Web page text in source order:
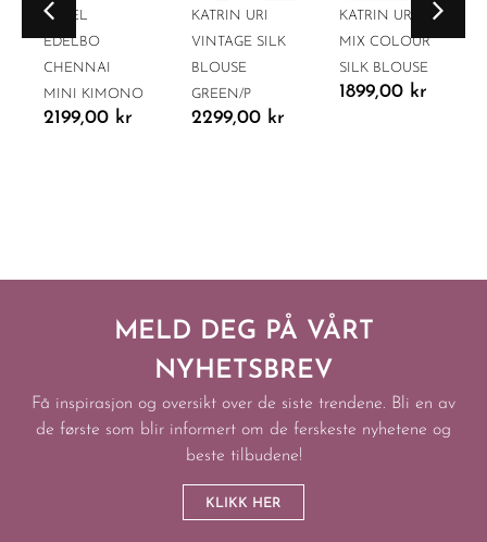
SISSEL
EDELBO
CHENNAI
MINI KIMONO
2199,00 kr
KATRIN URI
VINTAGE SILK
BLOUSE
GREEN/P
2299,00 kr
KATRIN URI
MIX COLOUR
SILK BLOUSE
1899,00 kr
MELD DEG PÅ VÅRT
NYHETSBREV
Få inspirasjon og oversikt over de siste trendene. Bli en av
de første som blir informert om de ferskeste nyhetene og
beste tilbudene!
KLIKK HER